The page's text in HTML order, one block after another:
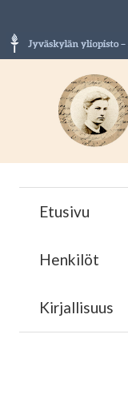
Etusivu
Henkilöt
Kirjallisuus